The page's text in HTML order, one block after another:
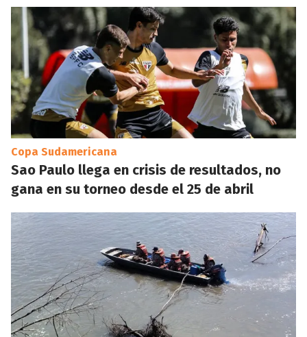
Copa Sudamericana
Sao Paulo llega en crisis de resultados, no
gana en su torneo desde el 25 de abril